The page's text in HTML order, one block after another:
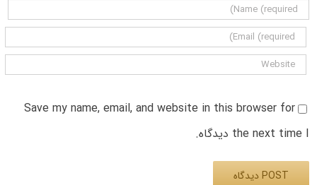
Save my name, email, and website in this browser for
the next time I دیدگاه.